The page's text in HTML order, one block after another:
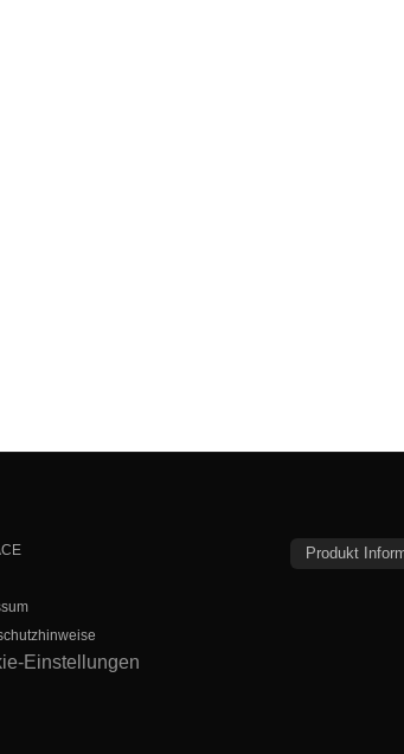
Einstellungen
Produkt